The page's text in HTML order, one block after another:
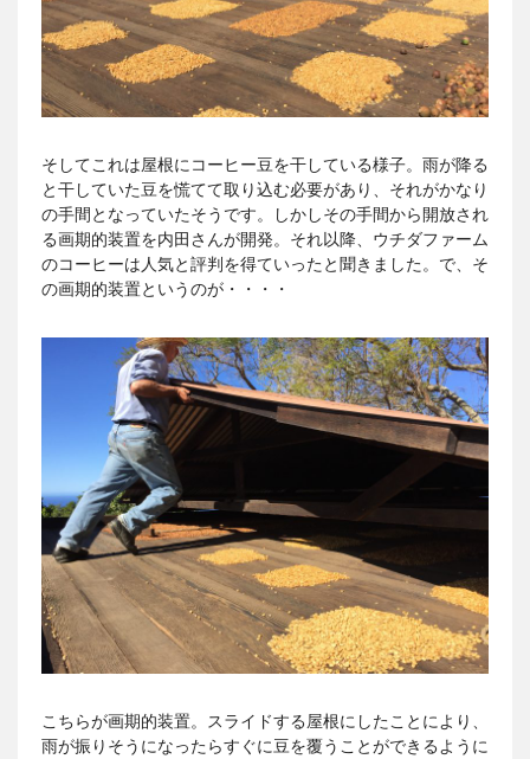
そしてこれは屋根にコーヒー豆を干している様子。雨が降る
と干していた豆を慌てて取り込む必要があり、それがかなり
の手間となっていたそうです。しかしその手間から開放され
る画期的装置を内田さんが開発。それ以降、ウチダファーム
のコーヒーは人気と評判を得ていったと聞きました。で、そ
の画期的装置というのが・・・・
こちらが画期的装置。スライドする屋根にしたことにより、
雨が振りそうになったらすぐに豆を覆うことができるように